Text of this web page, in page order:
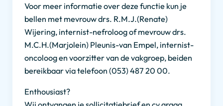
Voor meer informatie over deze functie kun je
bellen met mevrouw drs. R.M.J.(Renate)
Wijering, internist-nefroloog of mevrouw drs.
M.C.H.(Marjolein) Pleunis-van Empel, internist-
oncoloog en voorzitter van de vakgroep, beiden
bereikbaar via telefoon (053) 487 20 00.
Enthousiast?